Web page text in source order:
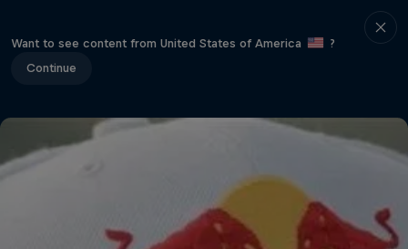
Want to see content from United States of America
?
Continue